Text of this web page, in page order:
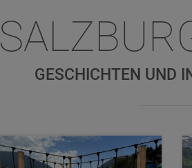
GESCHICHTEN UND